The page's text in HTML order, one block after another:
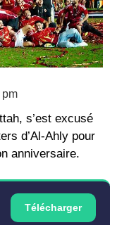
pm
s’est excusé
d’Al-Ahly pour
anniversaire.
Télécharger